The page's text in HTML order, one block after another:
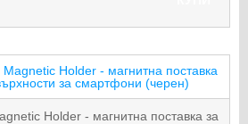
Holder - магнитна поставка за